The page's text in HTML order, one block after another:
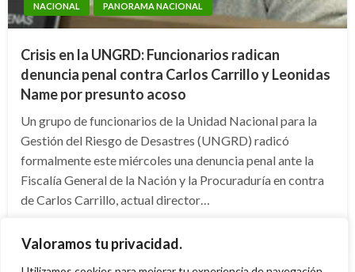
Valoramos tu privacidad.
NACIONAL PANORAMA NACIONAL
Crisis en la UNGRD: Funcionarios radican
denuncia penal contra Carlos Carrillo y Leonidas
Name por presunto acoso
Un grupo de funcionarios de la Unidad Nacional para la
Gestión del Riesgo de Desastres (UNGRD) radicó
formalmente este miércoles una denuncia penal ante la
Fiscalía General de la Nación y la Procuraduría en contra
de Carlos Carrillo, actual director…
el